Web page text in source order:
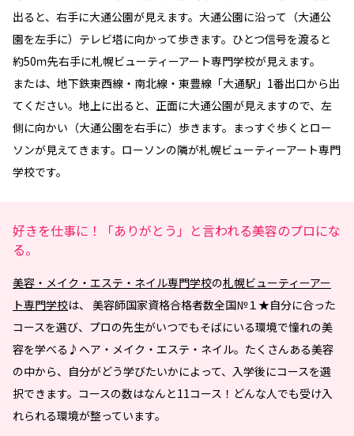
出ると、右手に大通公園が見えます。大通公園に沿って（大通公
園を左手に）テレビ塔に向かって歩きます。ひとつ信号を渡ると
約50ｍ先右手に札幌ビューティーアート専門学校が見えます。
または、地下鉄東西線・南北線・東豊線「大通駅」1番出口から出
てください。地上に出ると、正面に大通公園が見えますので、左
側に向かい（大通公園を右手に）歩きます。まっすぐ歩くとロー
ソンが見えてきます。ローソンの隣が札幌ビューティーアート専門
学校です。
好きを仕事に！「ありがとう」と言われる美容のプロにな
る。
美容・メイク・エステ・ネイル専門学校の札幌ビューティーアー
ト専門学校は、 美容師国家資格合格者数全国№１★自分に合った
コースを選び、プロの先生がいつでもそばにいる環境で憧れの美
容を学べる♪ヘア・メイク・エステ・ネイル。たくさんある美容
の中から、自分がどう学びたいかによって、入学後にコースを選
択できます。コースの数はなんと11コース！どんな人でも受け入
れられる環境が整っています。